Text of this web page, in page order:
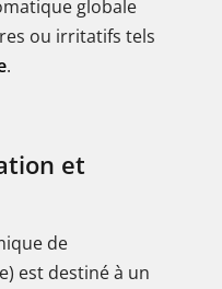
globale
ou irritatifs tels
.
et
de
est destiné à un